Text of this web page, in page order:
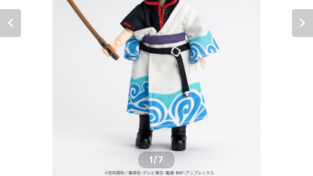
1/7